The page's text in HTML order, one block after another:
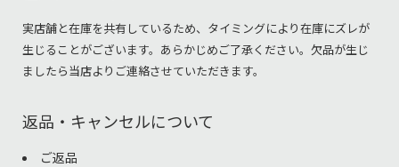
実店舗と在庫を共有しているため、タイミングにより在庫にズレが
生じることがございます。あらかじめご了承ください。欠品が生じ
ましたら当店よりご連絡させていただきます。
返品・キャンセルについて
ご返品